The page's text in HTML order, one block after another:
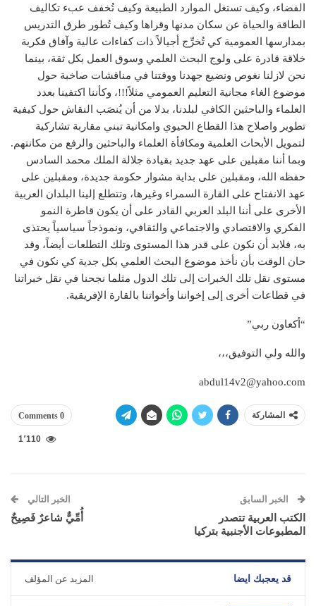
الفضاء، وكيف تستغل الموارد الطبيعة وكيف تُخفف عبء تكاليف
الطاقة والحياة عن سكان مدنها وقراها وكيف تُطور طرق التدريس
بمدارسها العمومية كي تُخرِّج أجيالاً ذات كفاءات عالية وآفاق فكرية
خلاقة قادرة على ولوج البحث العلمي وسوق العمل بكل ثقة، بينما
نحن لازلنا نغوص ونضيع جهدنا ووقتنا في مناقشات صاخبة حول
موضوع الغاء مجانية التعليم العمومي مثلاً!!!، وكأننا اكتفينا بعدد
العلماء والباحثين الكافي لبلدنا، بدلا من أن يُنصَب النقاش حول كيفية
تطوير واصلاح هذا القطاع الحيوي وامكانية تبني مقاربة تشاركية
لتمويل الأبحاث العلمية ومكافأة العلماء والباحثين والرفع من مكانتهم.
وبما أننا مقبلين على عهد جديد بقيادة جلالة الملك محمد السادس
حفظه الله، ومقبلين على بداية مشوار حكومة جديدة، ومقبلين على
عهد الانفتاح على القارة السمراء وغيرها، وتتطلع إلينا البلدان العربية
الأخرى على أننا البلد العربي القادر على أن يكون قاطرة النمو
الفكري والاقتصادي والاجتماعي والثقافي، ونموذجاً سياسياً يحتذى
به، فلابد أن نكون على قدر هذا المستوى وتلك التطلعات أيضاً، وقد
حان الوقت بأن نأخذ موضوع البحث العلمي بكل جدية كي نكون في
مستوى نقل تلك الخبرات إلى تلك الدول مثلما نجحنا في نقل خبراتنا
في قطاعات أخرى إلى إخواننا وأخواتنا بالقارة الإفريقية.
“أكعاون ربي”
والله ولي التوفيق،،،
abdul14v2@yahoo.com
المشاركة 0 Comments
1٬110
الخبر السابق
الكتب العربية تتصدر
المطبوعات الأجنبية بتركيا‎
الخبر التالي
أُمِّيٌّ شاعرٌ فَصِيحٌ
قد يعجبك ايضا المزيد عن المؤلف